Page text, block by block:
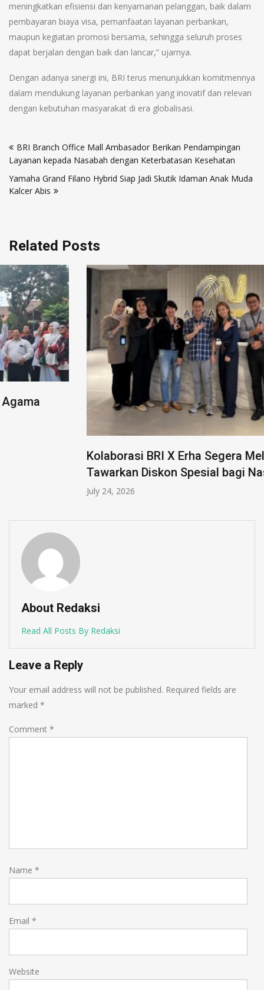
meningkatkan efisiensi dan kenyamanan pelanggan, baik dalam
pembayaran biaya visa, pemanfaatan layanan perbankan,
maupun kegiatan promosi bersama, sehingga seluruh proses
dapat berjalan dengan baik dan lancar,” ujarnya.
Dengan adanya sinergi ini, BRI terus menunjukkan komitmennya
dalam mendukung layanan perbankan yang inovatif dan relevan
dengan kebutuhan masyarakat di era globalisasi.
navigation
BRI Branch Office Mall Ambasador Berikan Pendampingan
Layanan kepada Nasabah dengan Keterbatasan Kesehatan
Yamaha Grand Filano Hybrid Siap Jadi Skutik Idaman Anak Muda
Kalcer Abis
Related Posts
Kolaborasi BRI X Erha Segera Meluncur,
Tawarkan Diskon Spesial bagi Nasabah
About Redaksi
Read All Posts By Redaksi
Leave a Reply
Your email address will not be published. Required fields are
marked *
Comment *
Name *
Email *
Website